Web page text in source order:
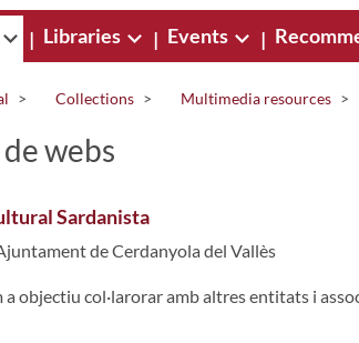
| Libraries | Events |
Collections Multimedia resources
webs
Sardanista
de Cerdanyola del Vallès
a objectiu col·larorar amb altres entitats i